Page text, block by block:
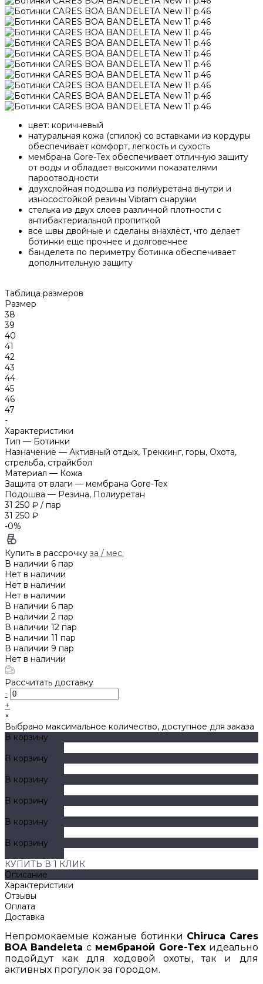
цвет: коричневый
натуральная кожа (спилок) со вставками из кордуры
обеспечивает комфорт, легкость и сухость
мембрана Gore-Tex обеспечивает отличную защиту
от воды и обладает высокими показателями
пароотводности
двухслойная подошва из полиуретана внутри и
износостойкой резины Vibram снаружи
стелька из двух слоев различной плотности c
антибактериальной пропиткой
все швы двойные и сделаны внахлёст, что делает
ботинки еще прочнее и долговечнее
банделета по периметру ботинка обеспечивает
дополнительную защиту
Таблица размеров
Размер
38
39
40
41
42
43
44
45
46
47
-
Характеристики
Тип — Ботинки
Назначение — Активный отдых, Треккинг, горы, Охота,
стрельба, страйкбол
Материал — Кожа
Защита от влаги — мембрана Gore-Tex
Подошва — Резина, Полиуретан
31 250 ₽ / пар
31 250 ₽
-0%
Купить в рассрочку за / мес.
В наличии 6 пар
Нет в наличии
Нет в наличии
Нет в наличии
В наличии 6 пар
В наличии 2 пар
В наличии 12 пар
В наличии 11 пар
В наличии 9 пар
Нет в наличии
Рассчитать доставку
-
+
×
Выбрано максимальное количество, доступное для заказа
В корзину
В корзину
В корзину
В корзину
В корзину
В корзину
КУПИТЬ В 1 КЛИК
Описание
Характеристики
Отзывы
Оплата
Доставка
Непромокаемые кожаные ботинки Chiruca Cares
BOA Bandeleta смембраной Gore-Tex идеально
подойдут как для ходовой охоты, так и для
активных прогулок за городом.